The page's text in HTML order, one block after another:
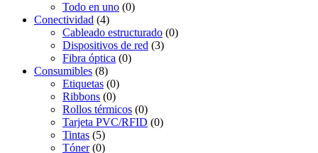
Todo en uno (0)
Conectividad (4)
Cableado estructurado (0)
Dispositivos de red (3)
Fibra óptica (0)
Consumibles (8)
Etiquetas (0)
Ribbons (0)
Rollos térmicos (0)
Tarjeta PVC/RFID (0)
Tintas (5)
Tóner (0)